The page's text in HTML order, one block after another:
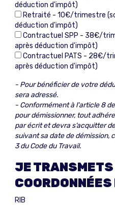
déduction d'impôt)
Retraité - 10€/trimestre
déduction d'impôt)
Contractuel SPP - 38€/
après déduction d'impôt)
Contractuel PATS - 28€/
après déduction d'impôt)
- Pour bénéficier de votre
sera adressé.
- Conformément à l'article 8
pour démissionner, tout
par écrit et devra s’acquitter
suivant sa date de démission,
3 du Code du Travail.
JE TRANSMETS
RIB